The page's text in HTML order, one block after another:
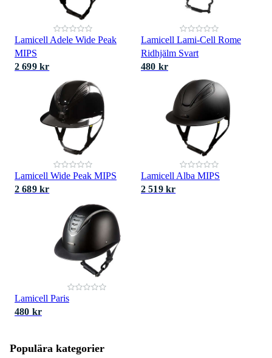
Lamicell Adele Wide Peak
MIPS
2 699 kr
Lamicell Lami-Cell Rome
Ridhjälm Svart
480 kr
Lamicell Wide Peak MIPS
2 689 kr
Lamicell Alba MIPS
2 519 kr
Lamicell Paris
480 kr
Populära kategorier